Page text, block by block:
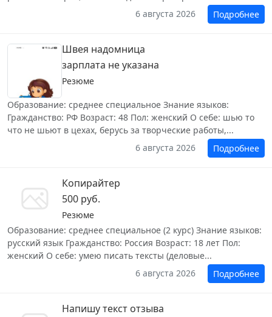
6 августа 2026
Подробнее
Швея надомница
зарплата не указана
Резюме
Образование: среднее специальное Знание языков:
Гражданство: РФ Возраст: 48 Пол: женский О себе: шью то
что не шьют в цехах, берусь за творческие работы,...
6 августа 2026
Подробнее
Копирайтер
500 руб.
Резюме
Образование: среднее специальное (2 курс) Знание языков:
русский язык Гражданство: Россия Возраст: 18 лет Пол:
женский О себе: умею писать тексты (деловые...
6 августа 2026
Подробнее
Напишу текст отзыва